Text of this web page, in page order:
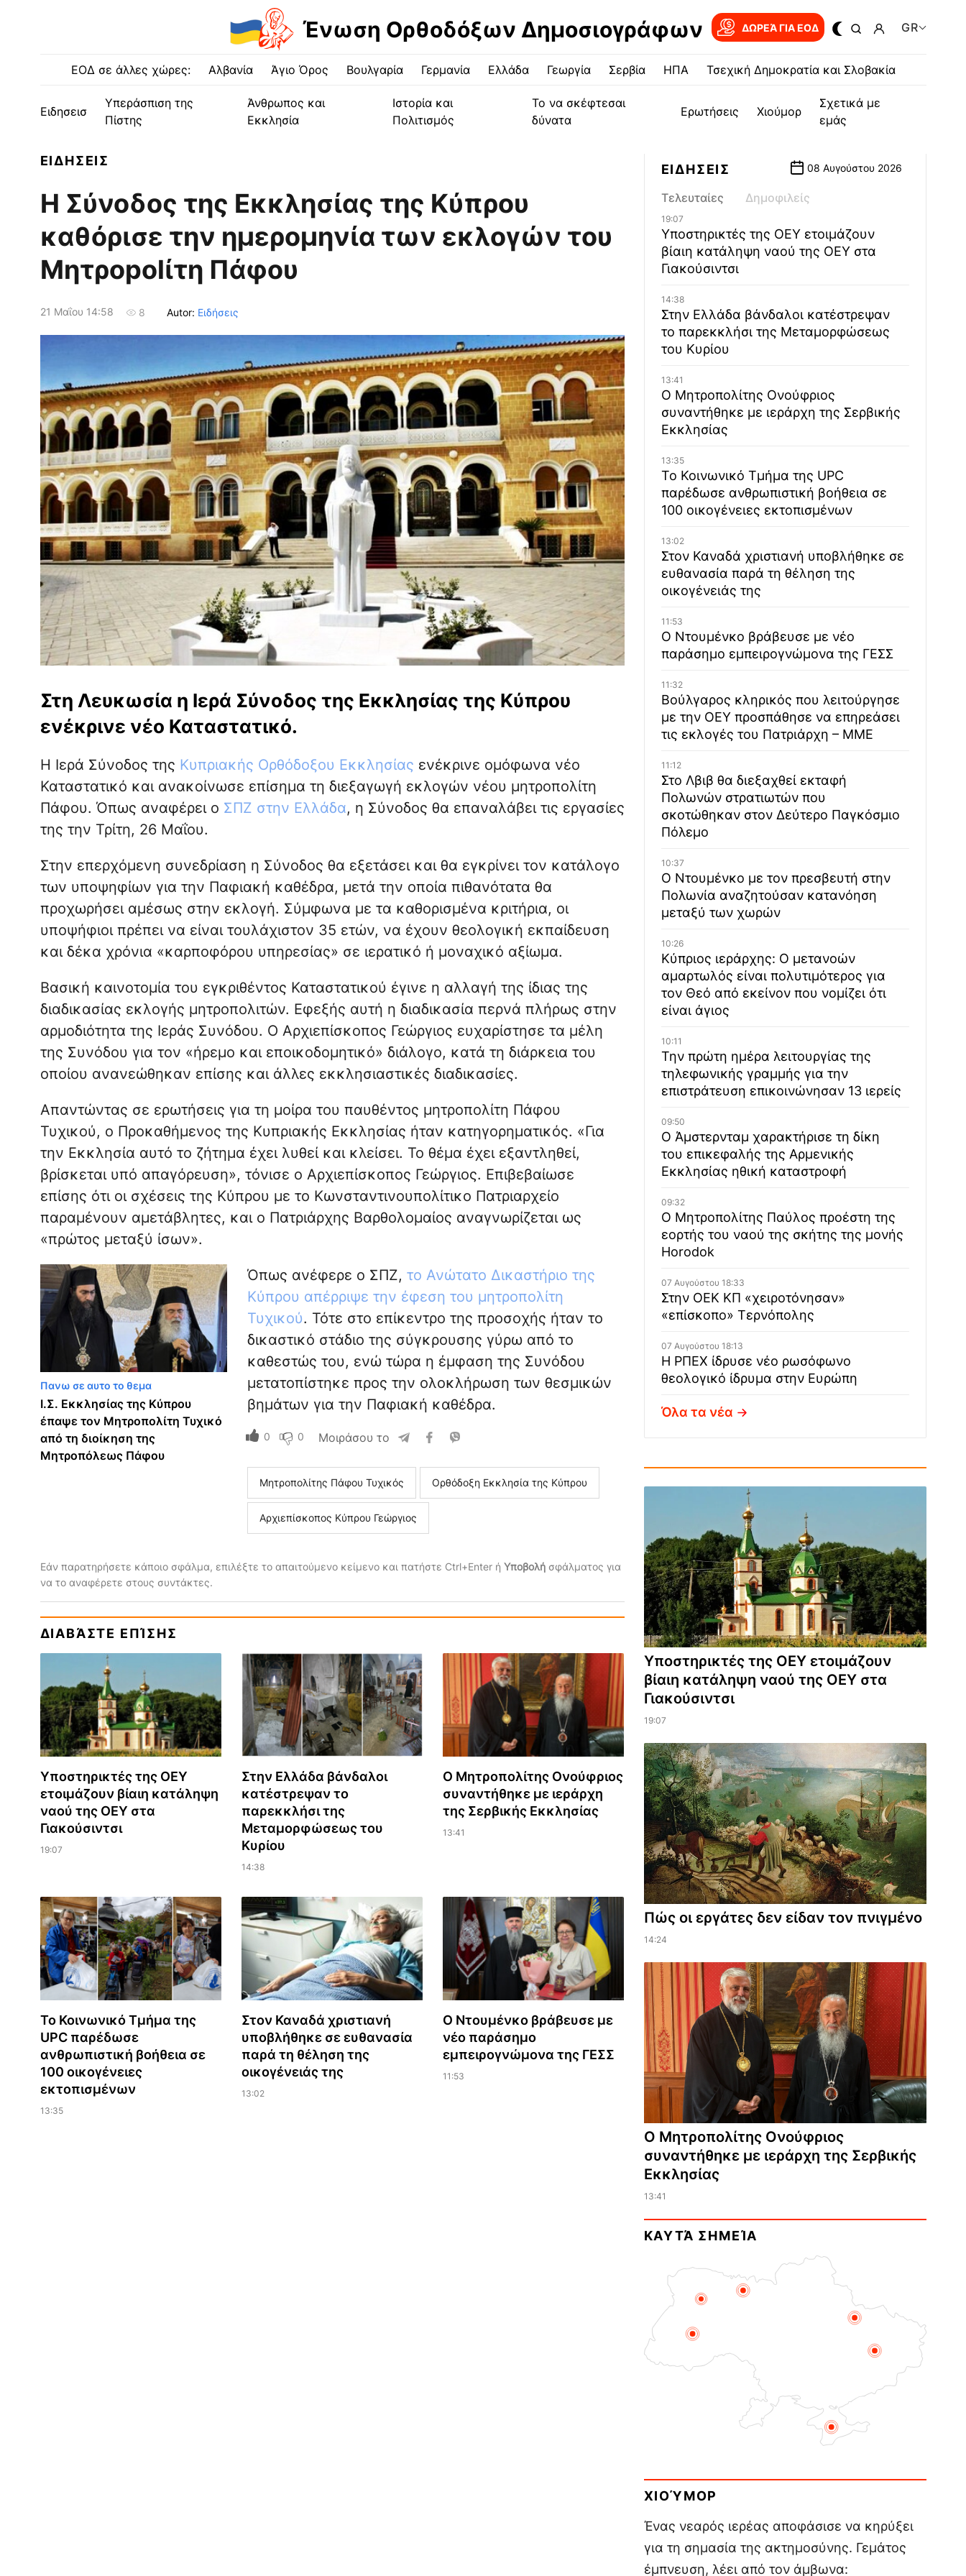
Ένωση Ορθοδόξων Δημοσιογράφων ΔΩΡΕΆ ΓΙΑ EOΔ GR
ΕΟΔ σε άλλες χώρες: Αλβανία Άγιο Όρος Βουλγαρία Γερμανία Ελλάδα Γεωργία Σερβία ΗΠΑ Τσεχική Δημοκρατία και Σλοβακία
Ειδησεισ
Υπεράσπιση της
Πίστης
Άνθρωπος και
Εκκλησία
Ιστορία και
Πολιτισμός
Το να σκέφτεσαι
δύνατα
Ερωτήσεις Χιούμορ
Σχετικά με
εμάς
ΕΙΔΗΣΕΙΣ
Η Σύνοδος της Εκκλησίας της Κύπρου
καθόρισε την ημερομηνία των εκλογών του
Μητρopolίτη Πάφου
21 Μαΐου 14:58 8 Autor: Ειδήσεις
Στη Λευκωσία η Ιερά Σύνοδος της Εκκλησίας της Κύπρου
ενέκρινε νέο Καταστατικό.
Η Ιερά Σύνοδος της Κυπριακής Ορθόδοξου Εκκλησίας ενέκρινε ομόφωνα νέο
Καταστατικό και ανακοίνωσε επίσημα τη διεξαγωγή εκλογών νέου μητροπολίτη
Πάφου. Όπως αναφέρει ο ΣΠΖ στην Ελλάδα, η Σύνοδος θα επαναλάβει τις εργασίες
της την Τρίτη, 26 Μαΐου.
Στην επερχόμενη συνεδρίαση η Σύνοδος θα εξετάσει και θα εγκρίνει τον κατάλογο
των υποψηφίων για την Παφιακή καθέδρα, μετά την οποία πιθανότατα θα
προχωρήσει αμέσως στην εκλογή. Σύμφωνα με τα καθορισμένα κριτήρια, οι
υποψήφιοι πρέπει να είναι τουλάχιστον 35 ετών, να έχουν θεολογική εκπαίδευση
και δέκα χρόνια «καρποφόρου υπηρεσίας» σε ιερατικό ή μοναχικό αξίωμα.
Βασική καινοτομία του εγκριθέντος Καταστατικού έγινε η αλλαγή της ίδιας της
διαδικασίας εκλογής μητροπολιτών. Εφεξής αυτή η διαδικασία περνά πλήρως στην
αρμοδιότητα της Ιεράς Συνόδου. Ο Αρχιεπίσκοπος Γεώργιος ευχαρίστησε τα μέλη
της Συνόδου για τον «ήρεμο και εποικοδομητικό» διάλογο, κατά τη διάρκεια του
οποίου ανανεώθηκαν επίσης και άλλες εκκλησιαστικές διαδικασίες.
Απαντώντας σε ερωτήσεις για τη μοίρα του παυθέντος μητροπολίτη Πάφου
Τυχικού, ο Προκαθήμενος της Κυπριακής Εκκλησίας ήταν κατηγορηματικός. «Για
την Εκκλησία αυτό το ζήτημα έχει λυθεί και κλείσει. Το θέμα έχει εξαντληθεί,
βρίσκεται υπό απαγόρευση», τόνισε ο Αρχιεπίσκοπος Γεώργιος. Επιβεβαίωσε
επίσης ότι οι σχέσεις της Κύπρου με το Κωνσταντινουπολίτικο Πατριαρχείο
παραμένουν αμετάβλητες, και ο Πατριάρχης Βαρθολομαίος αναγνωρίζεται ως
«πρώτος μεταξύ ίσων».
Πανω σε αυτο το θεμα
Ι.Σ. Εκκλησίας της Κύπρου
έπαψε τον Μητροπολίτη Τυχικό
από τη διοίκηση της
Μητροπόλεως Πάφου
Όπως ανέφερε ο ΣΠΖ, το Ανώτατο Δικαστήριο της
Κύπρου απέρριψε την έφεση του μητροπολίτη
Τυχικού. Τότε στο επίκεντρο της προσοχής ήταν το
δικαστικό στάδιο της σύγκρουσης γύρω από το
καθεστώς του, ενώ τώρα η έμφαση της Συνόδου
μετατοπίστηκε προς την ολοκλήρωση των θεσμικών
βημάτων για την Παφιακή καθέδρα.
0 0 Μοιράσου το
Μητροπολίτης Πάφου Τυχικός Ορθόδοξη Εκκλησία της Κύπρου
Αρχιεπίσκοπος Κύπρου Γεώργιος
Εάν παρατηρήσετε κάποιο σφάλμα, επιλέξτε το απαιτούμενο κείμενο και πατήστε Ctrl+Enter ή Υποβολήσφάλματος για
να το αναφέρετε στους συντάκτες.
ΔΙΑΒΆΣΤΕ ΕΠΊΣΗΣ
Υποστηρικτές της ΟΕΥ
ετοιμάζουν βίαιη κατάληψη
ναού της ΟΕΥ στα
Γιακούσιντσι
19:07
Στην Ελλάδα βάνδαλοι
κατέστρεψαν το
παρεκκλήσι της
Μεταμορφώσεως του
Κυρίου
14:38
Ο Μητροπολίτης Ονούφριος
συναντήθηκε με ιεράρχη
της Σερβικής Εκκλησίας
13:41
Το Κοινωνικό Τμήμα της
UPC παρέδωσε
ανθρωπιστική βοήθεια σε
100 οικογένειες
εκτοπισμένων
13:35
Στον Καναδά χριστιανή
υποβλήθηκε σε ευθανασία
παρά τη θέληση της
οικογένειάς της
13:02
Ο Ντουμένκο βράβευσε με
νέο παράσημο
εμπειρογνώμονα της ΓΕΣΣ
11:53
ΕΙΔΗΣΕΙΣ 08 Αυγούστου 2026
Τελευταίες Δημοφιλείς
19:07
Υποστηρικτές της ΟΕΥ ετοιμάζουν
βίαιη κατάληψη ναού της ΟΕΥ στα
Γιακούσιντσι
14:38
Στην Ελλάδα βάνδαλοι κατέστρεψαν
το παρεκκλήσι της Μεταμορφώσεως
του Κυρίου
13:41
Ο Μητροπολίτης Ονούφριος
συναντήθηκε με ιεράρχη της Σερβικής
Εκκλησίας
13:35
Το Κοινωνικό Τμήμα της UPC
παρέδωσε ανθρωπιστική βοήθεια σε
100 οικογένειες εκτοπισμένων
13:02
Στον Καναδά χριστιανή υποβλήθηκε σε
ευθανασία παρά τη θέληση της
οικογένειάς της
11:53
Ο Ντουμένκο βράβευσε με νέο
παράσημο εμπειρογνώμονα της ΓΕΣΣ
11:32
Βούλγαρος κληρικός που λειτούργησε
με την ΟΕΥ προσπάθησε να επηρεάσει
τις εκλογές του Πατριάρχη – ΜΜΕ
11:12
Στο Λβιβ θα διεξαχθεί εκταφή
Πολωνών στρατιωτών που
σκοτώθηκαν στον Δεύτερο Παγκόσμιο
Πόλεμο
10:37
Ο Ντουμένκο με τον πρεσβευτή στην
Πολωνία αναζητούσαν κατανόηση
μεταξύ των χωρών
10:26
Κύπριος ιεράρχης: Ο μετανοών
αμαρτωλός είναι πολυτιμότερος για
τον Θεό από εκείνον που νομίζει ότι
είναι άγιος
10:11
Την πρώτη ημέρα λειτουργίας της
τηλεφωνικής γραμμής για την
επιστράτευση επικοινώνησαν 13 ιερείς
09:50
Ο Άμστερνταμ χαρακτήρισε τη δίκη
του επικεφαλής της Αρμενικής
Εκκλησίας ηθική καταστροφή
09:32
Ο Μητροπολίτης Παύλος προέστη της
εορτής του ναού της σκήτης της μονής
Horodok
07 Αυγούστου 18:33
Στην ΟΕΚ ΚΠ «χειροτόνησαν»
«επίσκοπο» Τερνόπολης
07 Αυγούστου 18:13
Η ΡΠΕΧ ίδρυσε νέο ρωσόφωνο
θεολογικό ίδρυμα στην Ευρώπη
Όλα τα νέα
Υποστηρικτές της ΟΕΥ ετοιμάζουν
βίαιη κατάληψη ναού της ΟΕΥ στα
Γιακούσιντσι
19:07
Πώς οι εργάτες δεν είδαν τον πνιγμένο
14:24
Ο Μητροπολίτης Ονούφριος
συναντήθηκε με ιεράρχη της Σερβικής
Εκκλησίας
13:41
ΚΑΥΤΆ ΣΗΜΕΊΑ
ΧΙΟΎΜΟΡ
Ένας νεαρός ιερέας αποφάσισε να κηρύξει
για τη σημασία της ακτημοσύνης. Γεμάτος
έμπνευση, λέει από τον άμβωνα: